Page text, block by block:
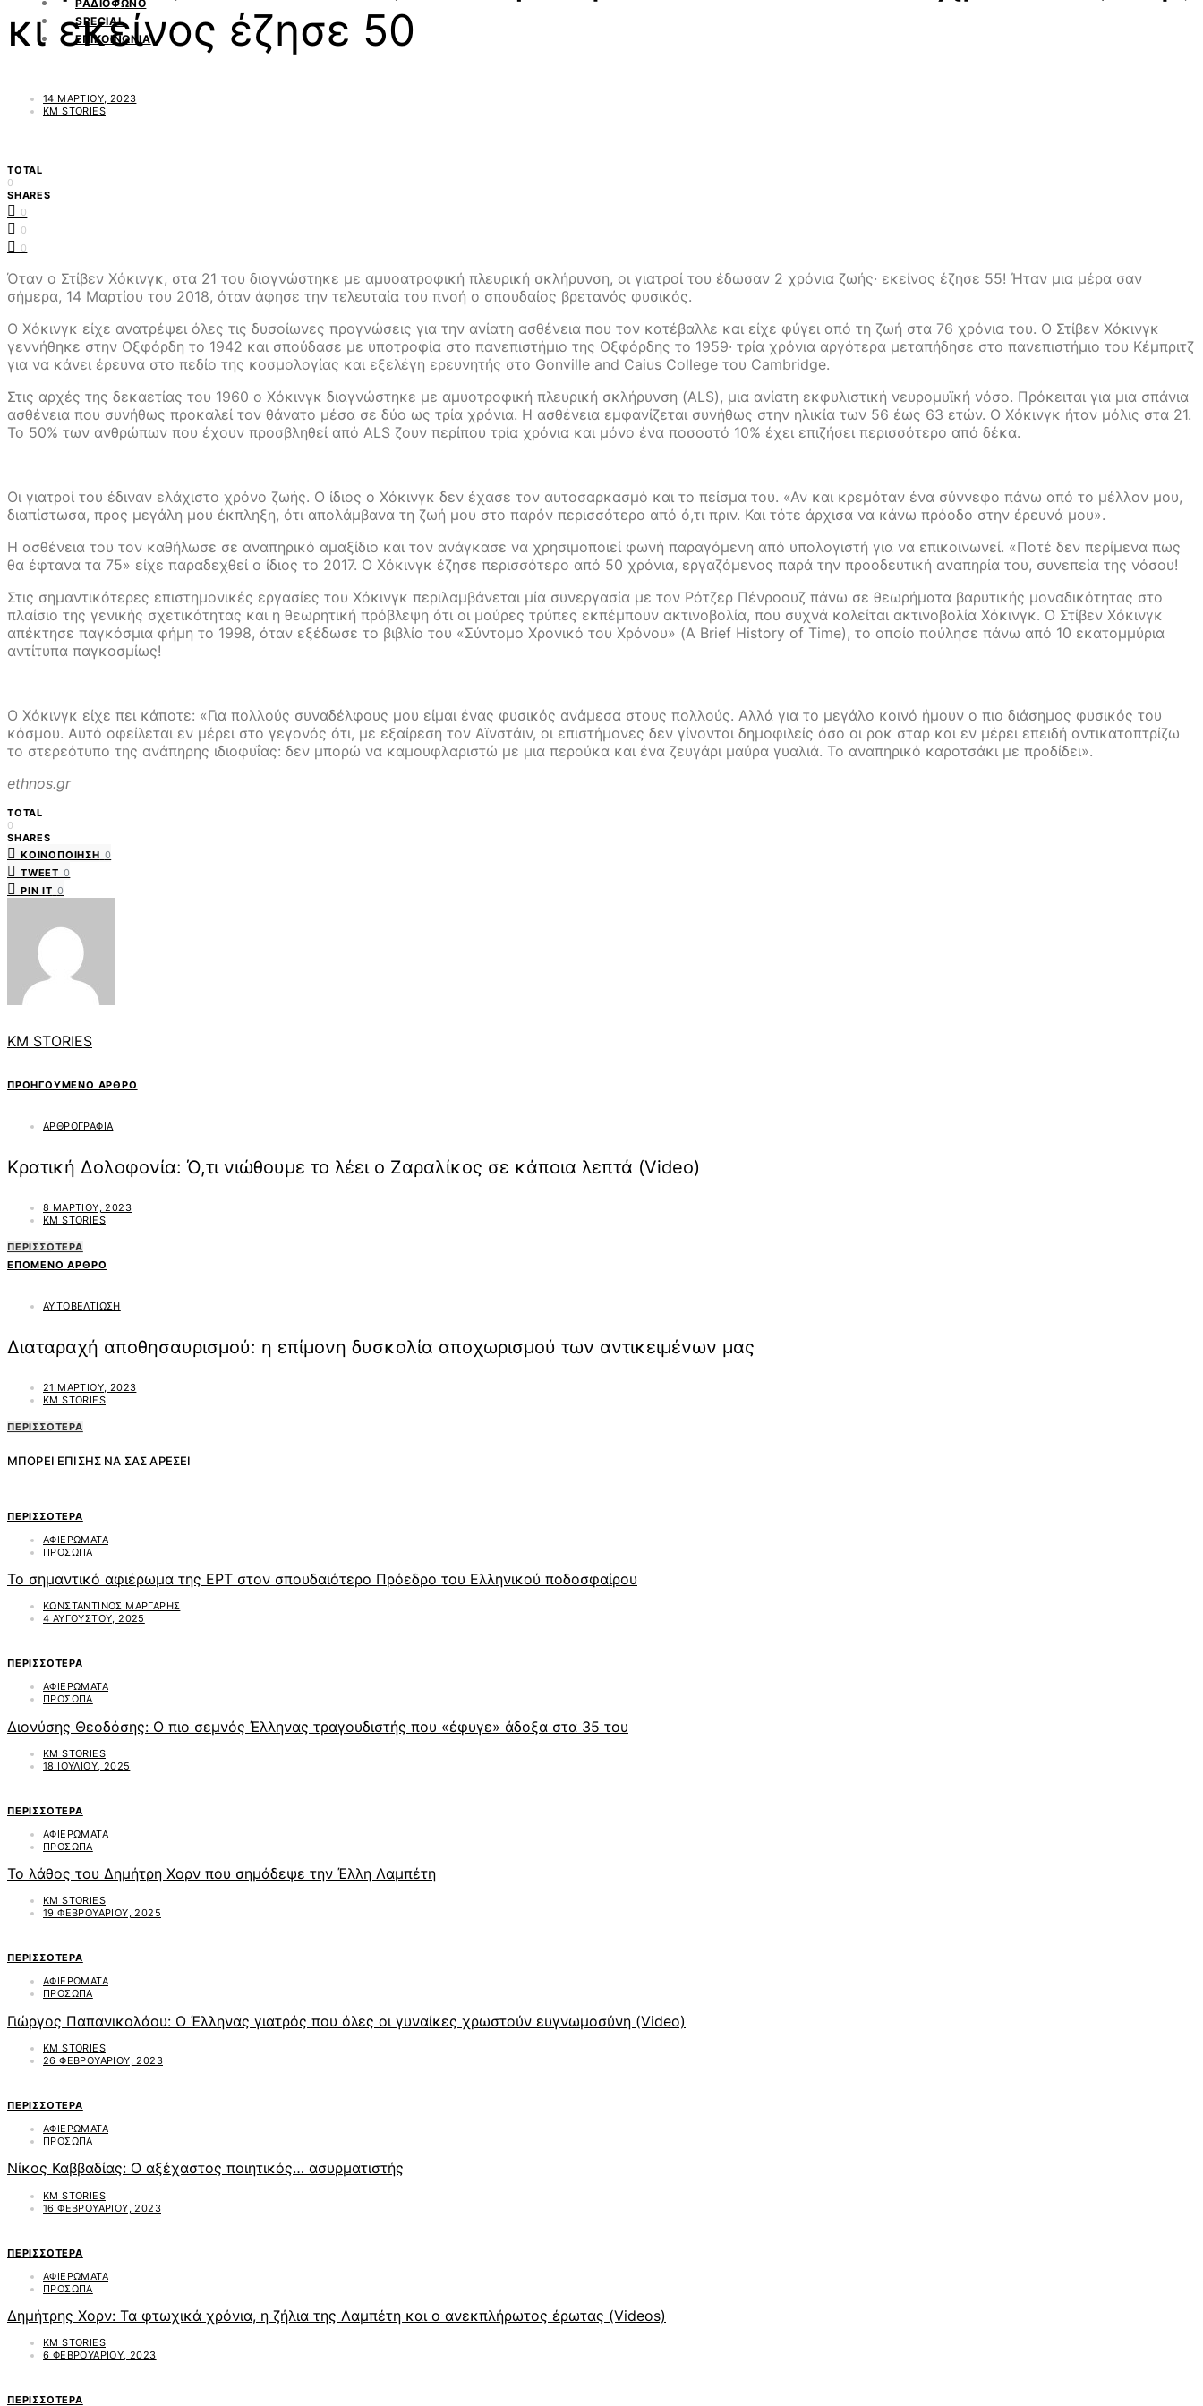
ΡΑΔΙΟΦΩΝΟ
SPECIAL
ΕΠΙΚΟΙΝΩΝΙΑ
κι εκείνος έζησε 50
14 ΜΑΡΤΊΟΥ, 2023
KM STORIES
TOTAL
0
SHARES
0
0
0
Όταν ο Στίβεν Χόκινγκ, στα 21 του διαγνώστηκε με αμυοατροφική πλευρική σκλήρυνση, οι γιατροί του έδωσαν 2 χρόνια ζωής· εκείνος έζησε 55! Ήταν μια μέρα σαν
σήμερα, 14 Μαρτίου του 2018, όταν άφησε την τελευταία του πνοή ο σπουδαίος βρετανός φυσικός.
Ο Χόκινγκ είχε ανατρέψει όλες τις δυσοίωνες προγνώσεις για την ανίατη ασθένεια που τον κατέβαλλε και είχε φύγει από τη ζωή στα 76 χρόνια του. Ο Στίβεν Χόκινγκ
γεννήθηκε στην Οξφόρδη το 1942 και σπούδασε με υποτροφία στο πανεπιστήμιο της Οξφόρδης το 1959· τρία χρόνια αργότερα μεταπήδησε στο πανεπιστήμιο του Κέμπριτζ
για να κάνει έρευνα στο πεδίο της κοσμολογίας και εξελέγη ερευνητής στο Gonville and Caius College του Cambridge.
Στις αρχές της δεκαετίας του 1960 ο Χόκινγκ διαγνώστηκε με αμυοτροφική πλευρική σκλήρυνση (ALS), μια ανίατη εκφυλιστική νευρομυϊκή νόσο. Πρόκειται για μια σπάνια
ασθένεια που συνήθως προκαλεί τον θάνατο μέσα σε δύο ως τρία χρόνια. Η ασθένεια εμφανίζεται συνήθως στην ηλικία των 56 έως 63 ετών. Ο Χόκινγκ ήταν μόλις στα 21.
Το 50% των ανθρώπων που έχουν προσβληθεί από ALS ζουν περίπου τρία χρόνια και μόνο ένα ποσοστό 10% έχει επιζήσει περισσότερο από δέκα.
Οι γιατροί του έδιναν ελάχιστο χρόνο ζωής. Ο ίδιος ο Χόκινγκ δεν έχασε τον αυτοσαρκασμό και το πείσμα του. «Αν και κρεμόταν ένα σύννεφο πάνω από το μέλλον μου,
διαπίστωσα, προς μεγάλη μου έκπληξη, ότι απολάμβανα τη ζωή μου στο παρόν περισσότερο από ό,τι πριν. Και τότε άρχισα να κάνω πρόοδο στην έρευνά μου».
Η ασθένεια του τον καθήλωσε σε αναπηρικό αμαξίδιο και τον ανάγκασε να χρησιμοποιεί φωνή παραγόμενη από υπολογιστή για να επικοινωνεί. «Ποτέ δεν περίμενα πως
θα έφτανα τα 75» είχε παραδεχθεί ο ίδιος το 2017. Ο Χόκινγκ έζησε περισσότερο από 50 χρόνια, εργαζόμενος παρά την προοδευτική αναπηρία του, συνεπεία της νόσου!
Στις σημαντικότερες επιστημονικές εργασίες του Χόκινγκ περιλαμβάνεται μία συνεργασία με τον Ρότζερ Πένροουζ πάνω σε θεωρήματα βαρυτικής μοναδικότητας στο
πλαίσιο της γενικής σχετικότητας και η θεωρητική πρόβλεψη ότι οι μαύρες τρύπες εκπέμπουν ακτινοβολία, που συχνά καλείται ακτινοβολία Χόκινγκ. Ο Στίβεν Χόκινγκ
απέκτησε παγκόσμια φήμη το 1998, όταν εξέδωσε το βιβλίο του «Σύντομο Χρονικό του Χρόνου» (A Brief History of Time), το οποίο πούλησε πάνω από 10 εκατομμύρια
αντίτυπα παγκοσμίως!
Ο Χόκινγκ είχε πει κάποτε: «Για πολλούς συναδέλφους μου είμαι ένας φυσικός ανάμεσα στους πολλούς. Αλλά για το μεγάλο κοινό ήμουν ο πιο διάσημος φυσικός του
κόσμου. Αυτό οφείλεται εν μέρει στο γεγονός ότι, με εξαίρεση τον Αϊνστάιν, οι επιστήμονες δεν γίνονται δημοφιλείς όσο οι ροκ σταρ και εν μέρει επειδή αντικατοπτρίζω
το στερεότυπο της ανάπηρης ιδιοφυΐας: δεν μπορώ να καμουφλαριστώ με μια περούκα και ένα ζευγάρι μαύρα γυαλιά. Το αναπηρικό καροτσάκι με προδίδει».
ethnos.gr
TOTAL
0
SHARES
ΚΟΙΝΟΠΟΊΗΣΗ 0
TWEET 0
PIN IT 0
KM STORIES
ΠΡΟΗΓΟΎΜΕΝΟ ΆΡΘΡΟ
ΑΡΘΡΟΓΡΑΦΙΑ
Κρατική Δολοφονία: Ό,τι νιώθουμε το λέει ο Ζαραλίκος σε κάποια λεπτά (Video)
8 ΜΑΡΤΊΟΥ, 2023
KM STORIES
ΠΕΡΙΣΣΌΤΕΡΑ
ΕΠΌΜΕΝΟ ΆΡΘΡΟ
ΑΥΤΟΒΕΛΤΙΩΣΗ
Διαταραχή αποθησαυρισμού: η επίμονη δυσκολία αποχωρισμού των αντικειμένων μας
21 ΜΑΡΤΊΟΥ, 2023
KM STORIES
ΠΕΡΙΣΣΌΤΕΡΑ
ΜΠΟΡΕΊ ΕΠΊΣΗΣ ΝΑ ΣΑΣ ΑΡΈΣΕΙ
ΠΕΡΙΣΣΌΤΕΡΑ
ΑΦΙΕΡΩΜΑΤΑ
ΠΡΟΣΩΠΑ
Το σημαντικό αφιέρωμα της ΕΡΤ στον σπουδαιότερο Πρόεδρο του Ελληνικού ποδοσφαίρου
ΚΩΝΣΤΑΝΤΊΝΟΣ ΜΆΡΓΑΡΗΣ
4 ΑΥΓΟΎΣΤΟΥ, 2025
ΠΕΡΙΣΣΌΤΕΡΑ
ΑΦΙΕΡΩΜΑΤΑ
ΠΡΟΣΩΠΑ
Διονύσης Θεοδόσης: Ο πιο σεμνός Έλληνας τραγουδιστής που «έφυγε» άδοξα στα 35 του
KM STORIES
18 ΙΟΥΛΊΟΥ, 2025
ΠΕΡΙΣΣΌΤΕΡΑ
ΑΦΙΕΡΩΜΑΤΑ
ΠΡΟΣΩΠΑ
Το λάθος του Δημήτρη Χορν που σημάδεψε την Έλλη Λαμπέτη
KM STORIES
19 ΦΕΒΡΟΥΑΡΊΟΥ, 2025
ΠΕΡΙΣΣΌΤΕΡΑ
ΑΦΙΕΡΩΜΑΤΑ
ΠΡΟΣΩΠΑ
Γιώργος Παπανικολάου: Ο Έλληνας γιατρός που όλες οι γυναίκες χρωστούν ευγνωμοσύνη (Video)
KM STORIES
26 ΦΕΒΡΟΥΑΡΊΟΥ, 2023
ΠΕΡΙΣΣΌΤΕΡΑ
ΑΦΙΕΡΩΜΑΤΑ
ΠΡΟΣΩΠΑ
Νίκος Καββαδίας: O αξέχαστος ποιητικός… ασυρματιστής
KM STORIES
16 ΦΕΒΡΟΥΑΡΊΟΥ, 2023
ΠΕΡΙΣΣΌΤΕΡΑ
ΑΦΙΕΡΩΜΑΤΑ
ΠΡΟΣΩΠΑ
Δημήτρης Χορν: Τα φτωχικά χρόνια, η ζήλια της Λαμπέτη και ο ανεκπλήρωτος έρωτας (Videos)
KM STORIES
6 ΦΕΒΡΟΥΑΡΊΟΥ, 2023
ΠΕΡΙΣΣΌΤΕΡΑ